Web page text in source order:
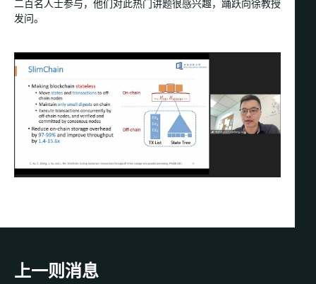
二百名人士参与，他们对此热门讲题很感兴趣，踊跃向徐教授
发问。
上一则消息